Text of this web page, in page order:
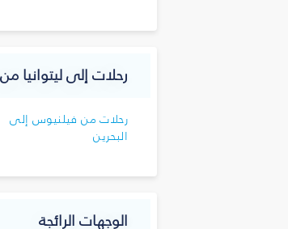
رحلات إلى ليتوانيا
رحلات من فيلنيوس إلى
البحرين
الوجهات الرائجة